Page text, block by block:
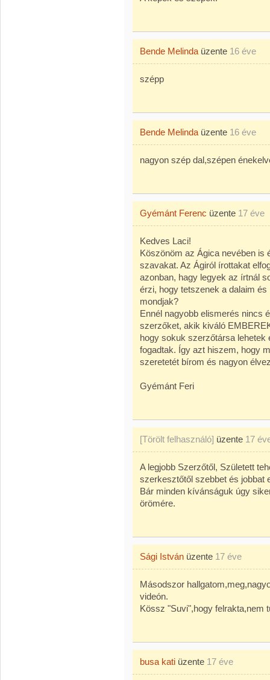
Bende Melinda üzente 16 éve
szépp
Bende Melinda üzente 16 éve
nagyon szép dal,szépen
Gyémánt Ferenc üzente 17 éve
Kedves Laci!
Köszönöm az Ágica nevében is
szavakat. Az Ágiról írottakat
azonban, hagy legyek az írtnál
érzi, hogy tetszenek a dalaim
mondjak?
Ennél nagyobb elismerés nincs
szerzőket, akik kiváló
hogy sokuk szerzőtársa lehetek
fogadtak. Így azt hiszem, hogy
szeretetét bírom és nagyon
Gyémánt Feri
[Törölt felhasználó] üzente 17
A legjobb Szerzőtől, Született
szerkesztőtől szebbet és jobbat
Bár minden kívánságuk úgy
örömére.
Sági István üzente 17 éve
Másodszor
videón.
Kössz "Suvi",hogy felrakta,nem
busa kati üzente 17 éve